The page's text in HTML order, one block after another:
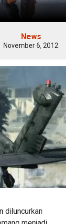
News
November 6, 2012
diluncurkan